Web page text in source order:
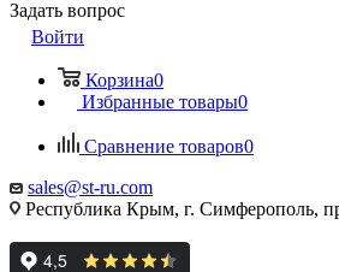
Задать вопрос
Войти
Корзина0
Избранные товары0
Сравнение товаров0
sales@st-ru.com
Республика Крым, г. Симферополь,